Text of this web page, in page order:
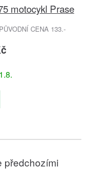
motocykl Prase
CENA 133.-
předchozími